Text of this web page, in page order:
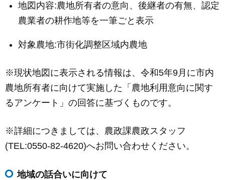
地図内容:農地所有者の意向、後継者の有無、認定
農業者の耕作地等を一筆ごと表示
対象農地:市街化調整区域内農地
※現状地図に表示される情報は、令和5年9月に市内
農地所有者に向けて実施した「農地利用意向に関す
るアンケート」の回答に基づくものです。
※詳細につきましては、農政課農政スタッフ
(TEL:0550-82-4620)へお問い合わせください。
地域の話合いに向けて